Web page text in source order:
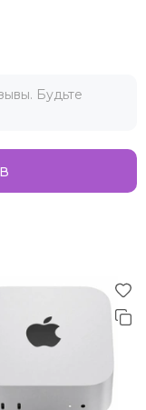
Будьте